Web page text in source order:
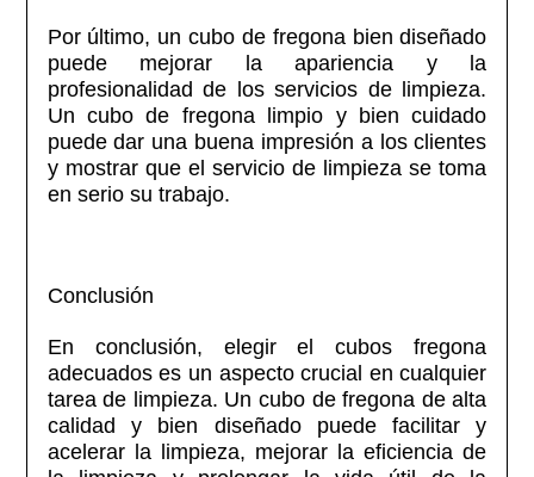
Por último, un cubo de fregona bien diseñado
puede mejorar la apariencia y la
profesionalidad de los servicios de limpieza.
Un cubo de fregona limpio y bien cuidado
puede dar una buena impresión a los clientes
y mostrar que el servicio de limpieza se toma
en serio su trabajo.
Conclusión
En conclusión, elegir el cubos fregona
adecuados es un aspecto crucial en cualquier
tarea de limpieza. Un cubo de fregona de alta
calidad y bien diseñado puede facilitar y
acelerar la limpieza, mejorar la eficiencia de